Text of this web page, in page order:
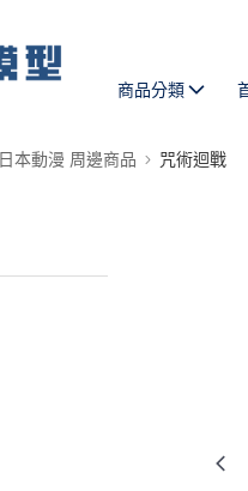
商品分類
日本動漫 周邊商品 咒術迴戰